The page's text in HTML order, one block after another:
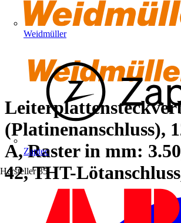
Weidmüller
Zaptec
Hersteller 35
(Platinenanschluss),
A, Raster in mm:
42, THT-